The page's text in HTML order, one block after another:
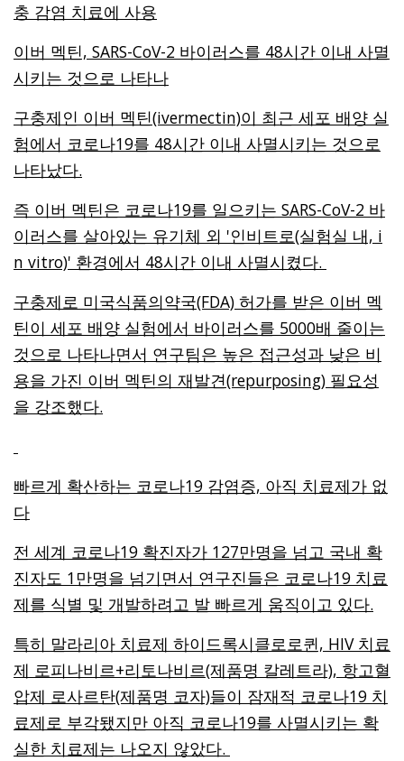
충 감염 치료에 사용
이버 멕틴, SARS-CoV-2 바이러스를 48시간 이내 사멸
시키는 것으로 나타나
구충제인 이버 멕틴(ivermectin)이 최근 세포 배양 실
험에서 코로나19를 48시간 이내 사멸시키는 것으로
나타났다.
즉 이버 멕틴은 코로나19를 일으키는 SARS-CoV-2 바
이러스를 살아있는 유기체 외 '인비트로(실험실 내, i
n vitro)' 환경에서 48시간 이내 사멸시켰다.
구충제로 미국식품의약국(FDA) 허가를 받은 이버 멕
틴이 세포 배양 실험에서 바이러스를 5000배 줄이는
것으로 나타나면서 연구팀은 높은 접근성과 낮은 비
용을 가진 이버 멕틴의 재발견(repurposing) 필요성
을 강조했다.
빠르게 확산하는 코로나19 감염증, 아직 치료제가 없
다
전 세계 코로나19 확진자가 127만명을 넘고 국내 확
진자도 1만명을 넘기면서 연구진들은 코로나19 치료
제를 식별 및 개발하려고 발 빠르게 움직이고 있다.
특히 말라리아 치료제 하이드록시클로로퀸, HIV 치료
제 로피나비르+리토나비르(제품명 칼레트라), 항고혈
압제 로사르탄(제품명 코자)들이 잠재적 코로나19 치
료제로 부각됐지만 아직 코로나19를 사멸시키는 확
실한 치료제는 나오지 않았다.